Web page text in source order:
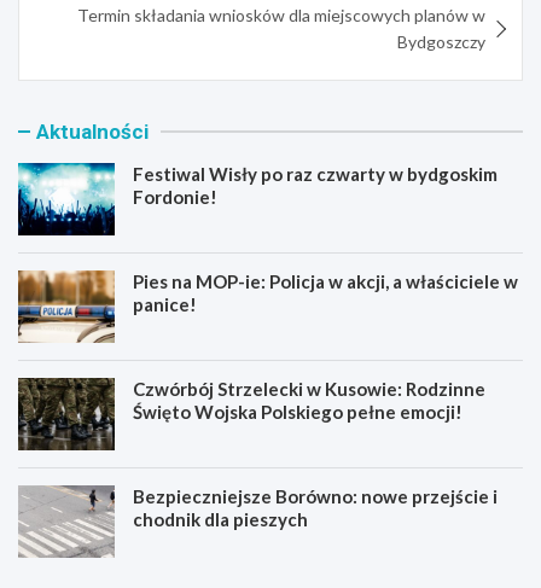
Termin składania wniosków dla miejscowych planów w
Bydgoszczy
Aktualności
Festiwal Wisły po raz czwarty w bydgoskim
Fordonie!
Pies na MOP-ie: Policja w akcji, a właściciele w
panice!
Czwórbój Strzelecki w Kusowie: Rodzinne
Święto Wojska Polskiego pełne emocji!
Bezpieczniejsze Borówno: nowe przejście i
chodnik dla pieszych
F
P